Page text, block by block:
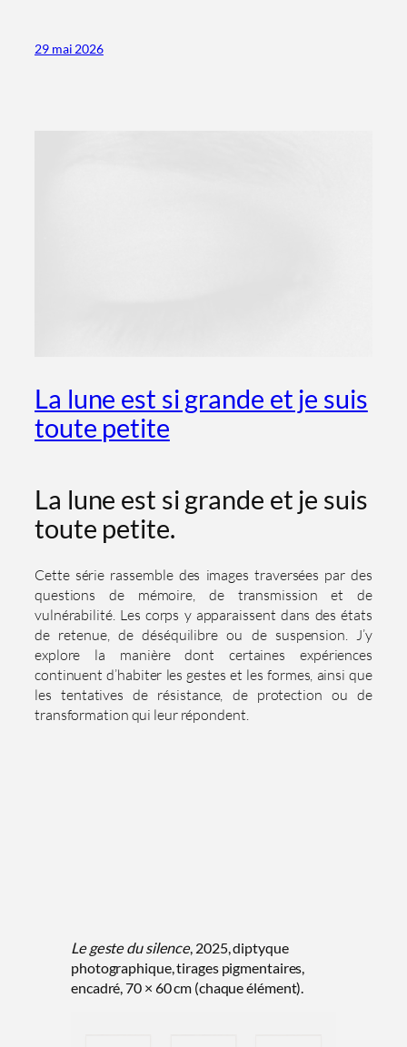
29 mai 2026
La lune est si grande et je suis
toute petite
La lune est si grande et je suis
toute petite.
Cette série rassemble des images traversées par des
questions de mémoire, de transmission et de
vulnérabilité. Les corps y apparaissent dans des états
de retenue, de déséquilibre ou de suspension. J’y
explore la manière dont certaines expériences
continuent d’habiter les gestes et les formes, ainsi que
les tentatives de résistance, de protection ou de
transformation qui leur répondent.
Le geste du silence, 2025, diptyque
photographique, tirages pigmentaires,
encadré, 70 × 60 cm (chaque élément).